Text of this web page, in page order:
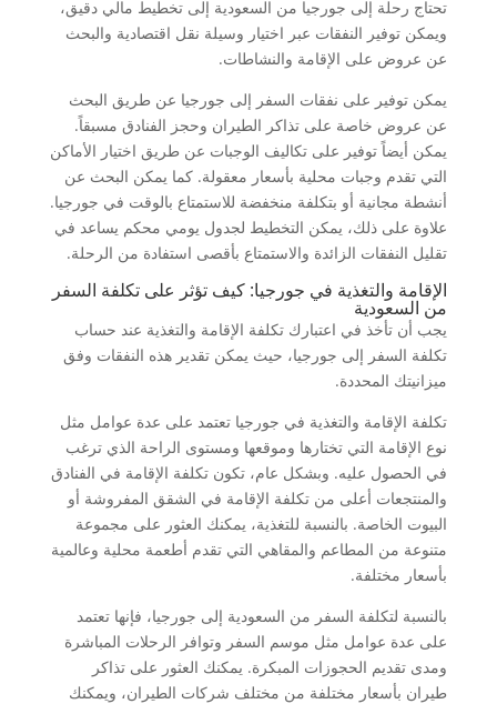
تحتاج رحلة إلى جورجيا من السعودية إلى تخطيط مالي دقيق،
ويمكن توفير النفقات عبر اختيار وسيلة نقل اقتصادية والبحث
عن عروض على الإقامة والنشاطات.
يمكن توفير على نفقات السفر إلى جورجيا عن طريق البحث
عن عروض خاصة على تذاكر الطيران وحجز الفنادق مسبقاً.
يمكن أيضاً توفير على تكاليف الوجبات عن طريق اختيار الأماكن
التي تقدم وجبات محلية بأسعار معقولة. كما يمكن البحث عن
أنشطة مجانية أو بتكلفة منخفضة للاستمتاع بالوقت في جورجيا.
علاوة على ذلك، يمكن التخطيط لجدول يومي محكم يساعد في
تقليل النفقات الزائدة والاستمتاع بأقصى استفادة من الرحلة.
الإقامة والتغذية في جورجيا: كيف تؤثر على تكلفة السفر
من السعودية
يجب أن تأخذ في اعتبارك تكلفة الإقامة والتغذية عند حساب
تكلفة السفر إلى جورجيا، حيث يمكن تقدير هذه النفقات وفق
ميزانيتك المحددة.
تكلفة الإقامة والتغذية في جورجيا تعتمد على عدة عوامل مثل
نوع الإقامة التي تختارها وموقعها ومستوى الراحة الذي ترغب
في الحصول عليه. وبشكل عام، تكون تكلفة الإقامة في الفنادق
والمنتجعات أعلى من تكلفة الإقامة في الشقق المفروشة أو
البيوت الخاصة. بالنسبة للتغذية، يمكنك العثور على مجموعة
متنوعة من المطاعم والمقاهي التي تقدم أطعمة محلية وعالمية
بأسعار مختلفة.
بالنسبة لتكلفة السفر من السعودية إلى جورجيا، فإنها تعتمد
على عدة عوامل مثل موسم السفر وتوافر الرحلات المباشرة
ومدى تقديم الحجوزات المبكرة. يمكنك العثور على تذاكر
طيران بأسعار مختلفة من مختلف شركات الطيران، ويمكنك